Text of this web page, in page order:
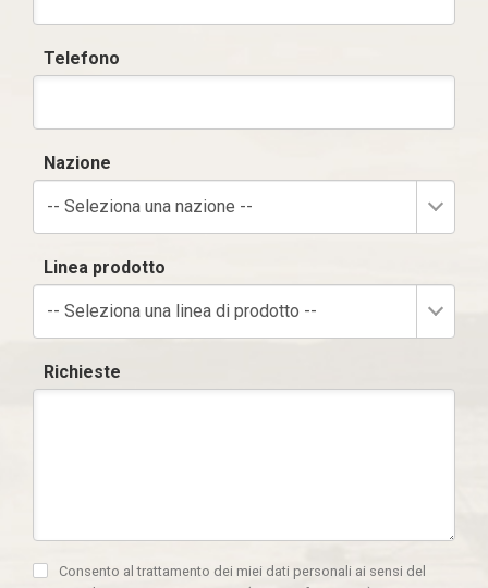
Telefono
Nazione
-- Seleziona una nazione --
Linea prodotto
-- Seleziona una linea di prodotto --
Richieste
Consento al trattamento dei miei dati personali ai sensi del